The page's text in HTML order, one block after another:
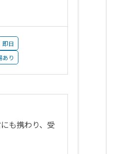
即日
あり
も携わり、受